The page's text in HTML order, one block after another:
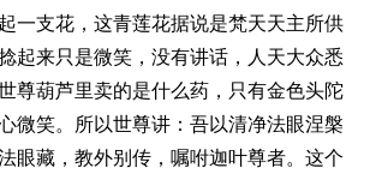
一支花，这青莲花据说是梵天天主所供
起来只是微笑，没有讲话，人天大众悉
尊葫芦里卖的是什么药，只有金色头陀
笑。所以世尊讲：吾以清净法眼涅槃
眼藏，教外别传，嘱咐迦叶尊者。这个